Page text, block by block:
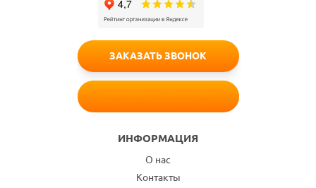
ИНФОРМАЦИЯ
О нас
Контакты
ЗАКАЗАТЬ ЗВОНОК